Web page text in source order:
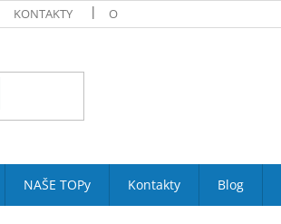
KONTAKTY O NÁS
NAŠE TOPy Kontakty Blog